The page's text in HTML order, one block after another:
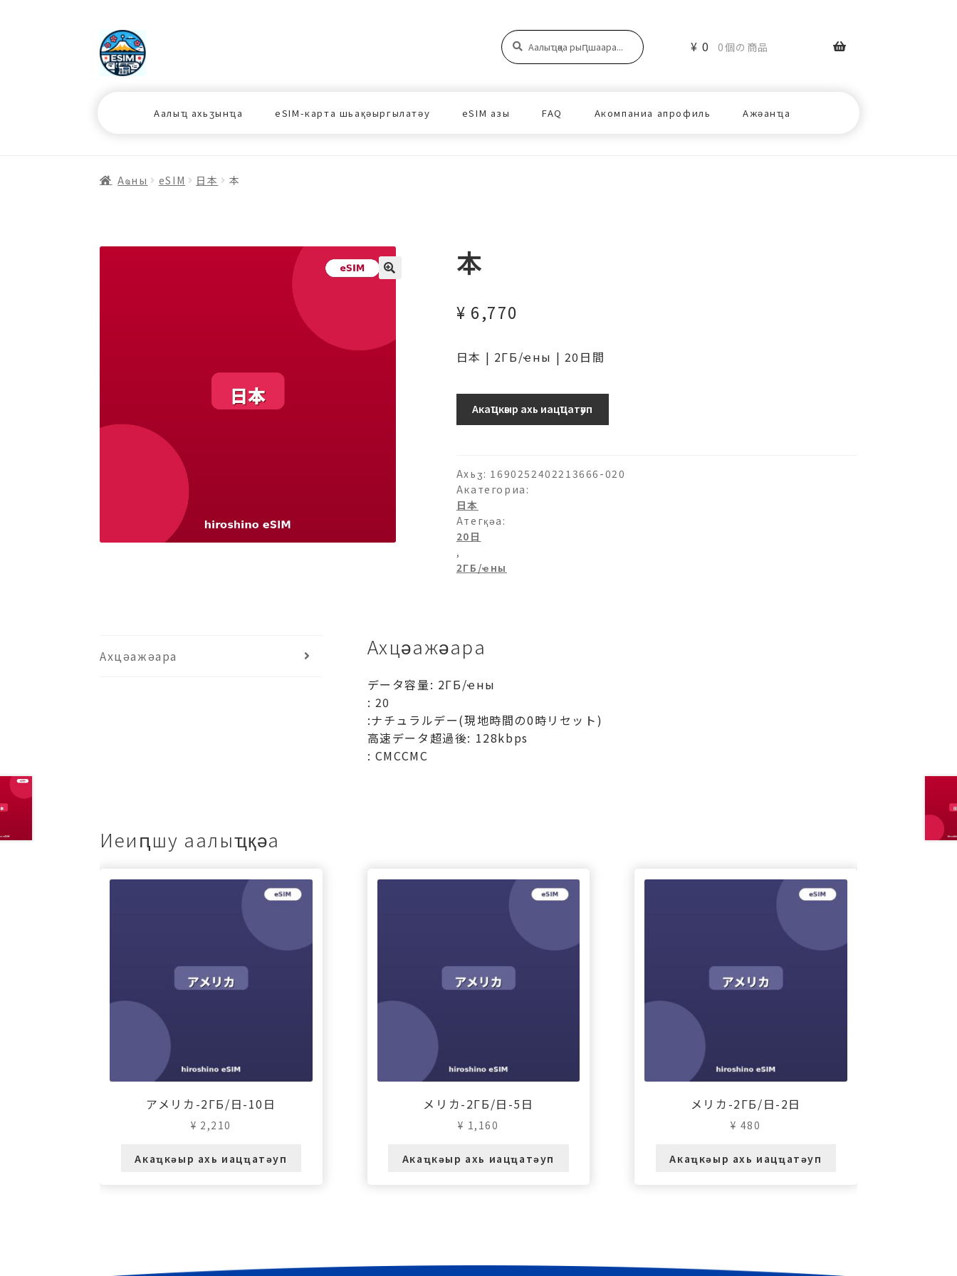
ナ
ビ
ゲ
ス
コ
ン
テ
プ
Аԥшаара:
Аԥшаара
Аалыҵ ахьӡынҵа eSIM-карта шьақәыргылатәу eSIM азы FAQ Акомпаниа апрофиль Ажәанҵа
¥ 0 0個の商品
Аҩны еSIM 日本 本
本
¥ 6,770
日本 | 2ГБ/ҽны | 20日間
ト
バ
ン
ク)
プ
ロ
ン-2ГБ/
日
Акаҵкәыр ахь иацҵатәуп
Ахьӡ: 1690252402213666-020
Акатегориа:
日本
Атегқәа:
20日
,
2ГБ/ҽны
Ахцәажәара Ахцәажәара
データ容量: 2ГБ/ҽны
: 20
:ナチュラルデー(現地時間の0時リセット)
高速データ超過後: 128kbps
: СМССМС
Иеиԥшу аалыҵқәа
アメリカ-2ГБ/日-10日
¥ 2,210
Акаҵкәыр ахь иацҵатәуп
メリカ-2ГБ/日-5日
¥ 1,160
Акаҵкәыр ахь иацҵатәуп
メリカ-2ГБ/日-2日
¥ 480
Акаҵкәыр ахь иацҵатәуп